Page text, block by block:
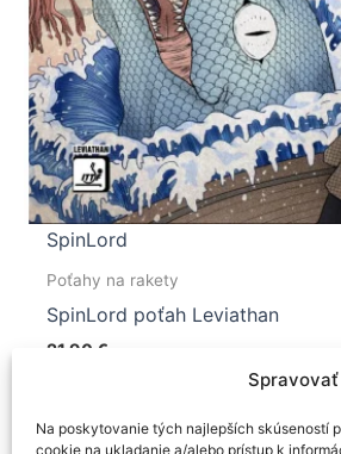
Na poskytovanie tých najlepších skúseností
cookie na ukladanie a/alebo prístup k
SpinLord
Poťahy na rakety
SpinLord poťah Leviathan
21,90 €
Tento
má